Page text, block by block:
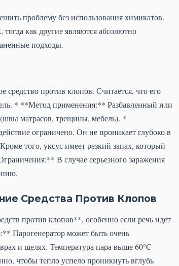
проблему без использования химикатов.
как другие являются абсолютно
подходы.
против клопов. Считается, что его
* **Метод применения:** Разбавленный или
матрасов, трещины, мебель). *
ограничено. Он не проникает глубоко в
того, уксус имеет резкий запах, который
В случае серьезного заражения
Средства Против Клопов
против клопов**, особенно если речь идет
Парогенератор может быть очень
и щелях. Температура пара выше 60°C
чтобы тепло успело проникнуть вглубь